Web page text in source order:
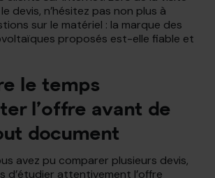
devis, n’hésitez pas non plus à
sur le matériel : la marque des
proposés est-elle fiable et
le temps
l’offre avant de
document
avez pu comparer plusieurs devis,
d’étudier attentivement l’offre